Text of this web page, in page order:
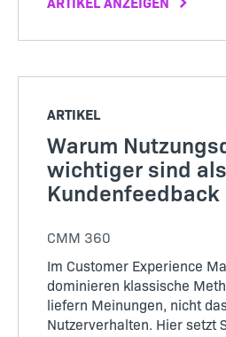
ARTIKEL
Warum
wichtiger sind als
Kundenfeedback
CMM 360
Im Customer Experience
dominieren klassische
liefern Meinungen, nicht
Nutzerverhalten. Hier setzt